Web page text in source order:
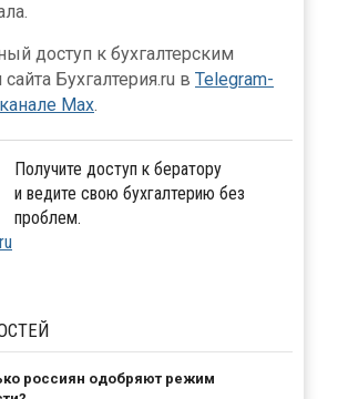
доступ к бухгалтерским
Бухгалтерия.ru в Telegram-
канале Max.
Получите доступ к бератору
и ведите свою бухгалтерию без
проблем.
россиян одобряют режим